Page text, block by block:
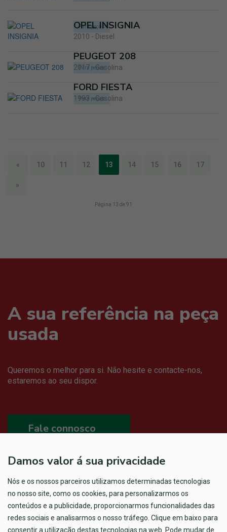
Para peças
OPEL INSIGNIA
2010 - Diesel
Para peças
PEUGEOT 208
2017 - Gasolina
Para peças
FORD FIESTA
1993 - Gasolina
« 10 11 12 13 14 15 16 17
»
Página 13 de 91
A sua referência na peça
usada
Queremos o melhor para si. Não hesite e contacte-nos,
estaremos ao seu dispor.
Fale connosco
Damos valor á sua privacidade
Nós e os nossos parceiros utilizamos determinadas tecnologias
no nosso site, como os cookies, para personalizarmos os
conteúdos e a publicidade, proporcionarmos funcionalidades das
redes sociais e analisarmos o nosso tráfego. Clique em baixo para
consentir a utilização destas tecnologias na web. Pode mudar de